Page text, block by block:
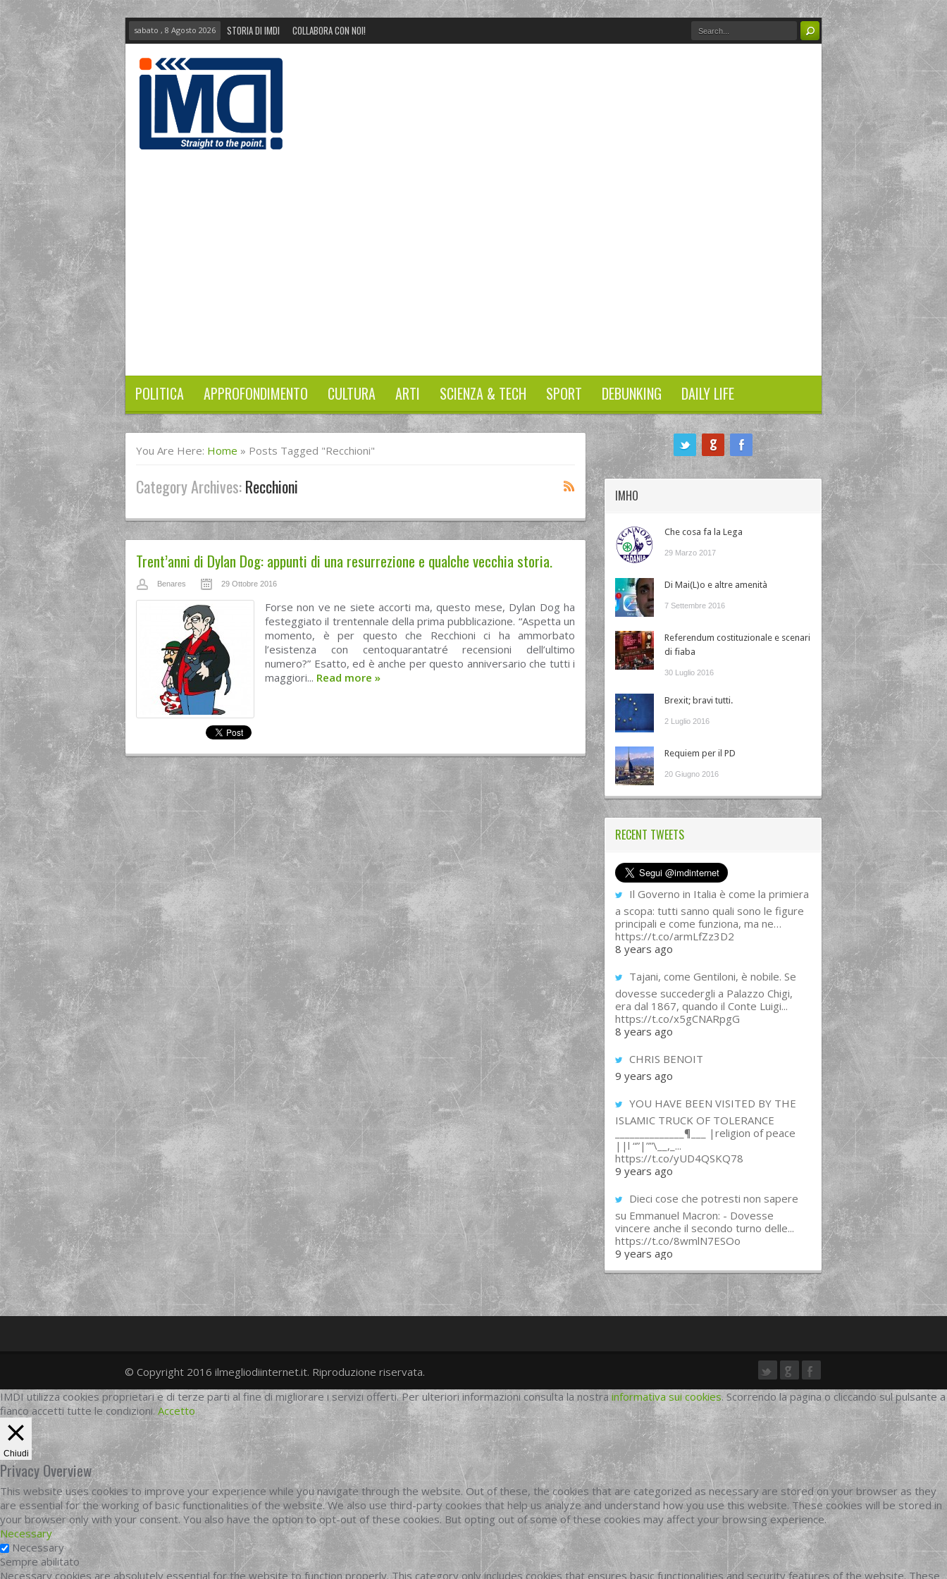
sabato , 8 Agosto 2026 STORIA DI IMDI COLLABORA CON NOI!
POLITICA APPROFONDIMENTO CULTURA ARTI SCIENZA & TECH SPORT DEBUNKING DAILY LIFE
You Are Here: Home » Posts Tagged "recchioni"
Category Archives:Recchioni
Trent’anni di Dylan Dog: appunti di una resurrezione e qualche vecchia storia.
Benares 29 Ottobre 2016
Forse non ve ne siete accorti ma, questo mese, Dylan Dog ha
festeggiato il trentennale della prima pubblicazione. “Aspetta un
momento, è per questo che Recchioni ci ha ammorbato
l’esistenza con centoquarantatré recensioni dell’ultimo
numero?” Esatto, ed è anche per questo anniversario che tutti i
maggiori... Read more »
IMHO
Che cosa fa la Lega
29 Marzo 2017
Di Mai(L)o e altre amenità
7 Settembre 2016
Referendum costituzionale e scenari
di fiaba
30 Luglio 2016
Brexit; bravi tutti.
2 Luglio 2016
Requiem per il PD
20 Giugno 2016
RECENT TWEETS
Il Governo in Italia è come la primiera
a scopa: tutti sanno quali sono le figure
principali e come funziona, ma ne…
https://t.co/armLfZz3D2
8 years ago
Tajani, come Gentiloni, è nobile. Se
dovesse succedergli a Palazzo Chigi,
era dal 1867, quando il Conte Luigi...
https://t.co/x5gCNARpgG
8 years ago
CHRIS BENOIT
9 years ago
YOU HAVE BEEN VISITED BY THE
ISLAMIC TRUCK OF TOLERANCE
______________¶___ |religion of peace
||l “”|””\__,_...
https://t.co/yUD4QSKQ78
9 years ago
Dieci cose che potresti non sapere
su Emmanuel Macron: - Dovesse
vincere anche il secondo turno delle...
https://t.co/8wmlN7ESOo
9 years ago
twittergoogleplus
facebook
© Copyright 2016 ilmegliodiinternet.it. Riproduzione riservata.
IMDI utilizza cookies proprietari e di terze parti al fine di migliorare i servizi offerti. Per ulteriori informazioni consulta la nostra informativa sui cookies. Scorrendo la pagina o cliccando sul pulsante a
fianco accetti tutte le condizioni. Accetto
Chiudi
Privacy Overview
This website uses cookies to improve your experience while you navigate through the website. Out of these, the cookies that are categorized as necessary are stored on your browser as they
are essential for the working of basic functionalities of the website. We also use third-party cookies that help us analyze and understand how you use this website. These cookies will be stored in
your browser only with your consent. You also have the option to opt-out of these cookies. But opting out of some of these cookies may affect your browsing experience.
Necessary
Necessary
Sempre abilitato
Necessary cookies are absolutely essential for the website to function properly. This category only includes cookies that ensures basic functionalities and security features of the website. These